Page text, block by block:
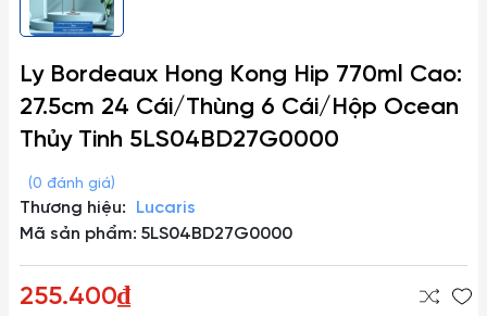
Ly Bordeaux Hong Kong Hip 770ml Cao:
27.5cm 24 Cái/Thùng 6 Cái/Hộp Ocean
Thủy Tinh 5LS04BD27G0000
(0 đánh giá)
Thương hiệu:
Lucaris
Mã sản phẩm: 5LS04BD27G0000
255.400₫